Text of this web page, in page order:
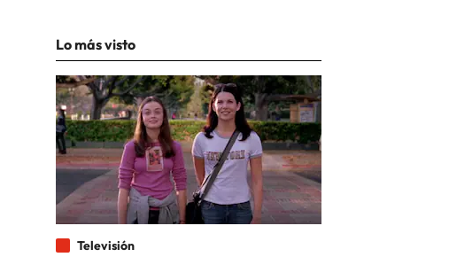
Lo más visto
Televisión